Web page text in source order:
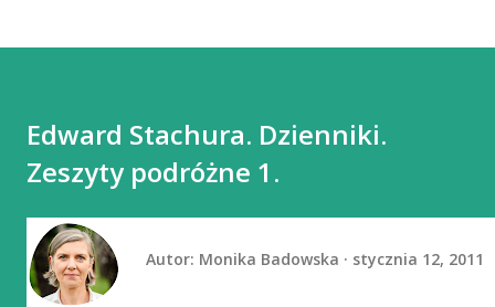
Edward Stachura. Dzienniki.
Zeszyty podróżne 1.
Autor: Monika Badowska stycznia 12, 2011